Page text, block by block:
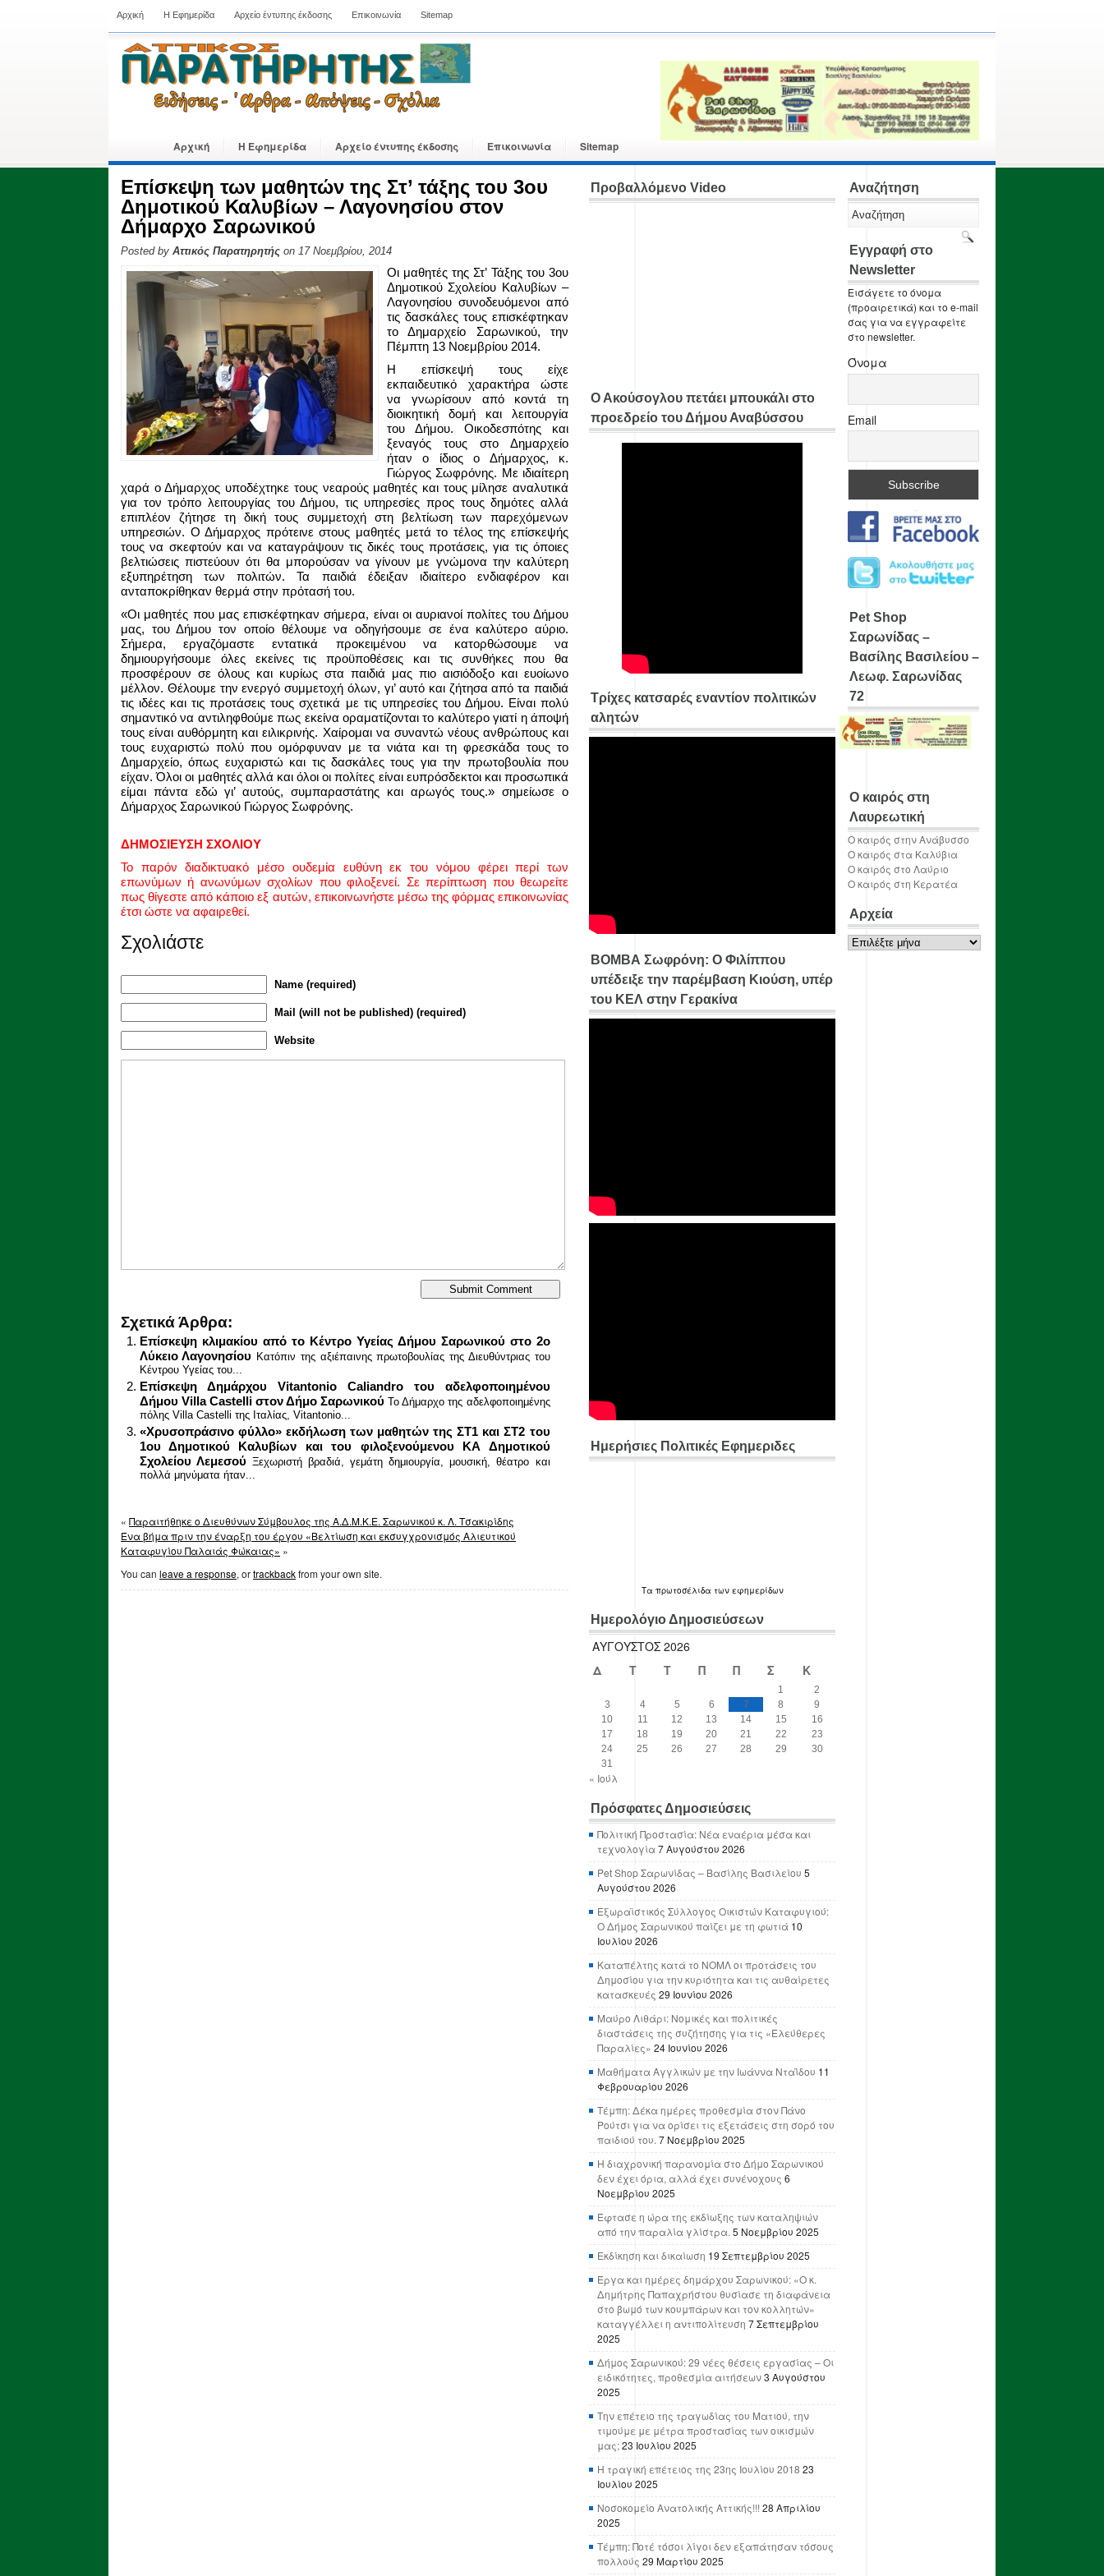
Αρχική Η Εφημερίδα Αρχείο έντυπης έκδοσης Επικοινωνία Sitemap
Αρχική Η Εφημερίδα Αρχείο έντυπης έκδοσης Επικοινωνία Sitemap
Επίσκεψη των μαθητών της Στ’ τάξης του 3ου
Δημοτικού Καλυβίων – Λαγονησίου στον
Δήμαρχο Σαρωνικού
Posted by Αττικός Παρατηρητής on 17 Νοεμβρίου, 2014
Οι μαθητές της Στ’ Τάξης του 3ου
Δημοτικού Σχολείου Καλυβίων –
Λαγονησίου συνοδευόμενοι από
τις δασκάλες τους επισκέφτηκαν
το Δημαρχείο Σαρωνικού, την
Πέμπτη 13 Νοεμβρίου 2014.
Η επίσκεψή τους είχε
εκπαιδευτικό χαρακτήρα ώστε
να γνωρίσουν από κοντά τη
διοικητική δομή και λειτουργία
του Δήμου. Οικοδεσπότης και
ξεναγός τους στο Δημαρχείο
ήταν ο ίδιος ο Δήμαρχος, κ.
Γιώργος Σωφρόνης. Με ιδιαίτερη
χαρά ο Δήμαρχος υποδέχτηκε τους νεαρούς μαθητές και τους μίλησε αναλυτικά
για τον τρόπο λειτουργίας του Δήμου, τις υπηρεσίες προς τους δημότες αλλά
επιπλέον ζήτησε τη δική τους συμμετοχή στη βελτίωση των παρεχόμενων
υπηρεσιών. Ο Δήμαρχος πρότεινε στους μαθητές μετά το τέλος της επίσκεψής
τους να σκεφτούν και να καταγράψουν τις δικές τους προτάσεις, για τις όποιες
βελτιώσεις πιστεύουν ότι θα μπορούσαν να γίνουν με γνώμονα την καλύτερη
εξυπηρέτηση των πολιτών. Τα παιδιά έδειξαν ιδιαίτερο ενδιαφέρον και
ανταποκρίθηκαν θερμά στην πρότασή του.
«Οι μαθητές που μας επισκέφτηκαν σήμερα, είναι οι αυριανοί πολίτες του Δήμου
μας, του Δήμου τον οποίο θέλουμε να οδηγήσουμε σε ένα καλύτερο αύριο.
Σήμερα, εργαζόμαστε εντατικά προκειμένου να κατορθώσουμε να
δημιουργήσουμε όλες εκείνες τις προϋποθέσεις και τις συνθήκες που θα
προσφέρουν σε όλους και κυρίως στα παιδιά μας πιο αισιόδοξο και ευοίωνο
μέλλον. Θέλουμε την ενεργό συμμετοχή όλων, γι’ αυτό και ζήτησα από τα παιδιά
τις ιδέες και τις προτάσεις τους σχετικά με τις υπηρεσίες του Δήμου. Είναι πολύ
σημαντικό να αντιληφθούμε πως εκείνα οραματίζονται το καλύτερο γιατί η άποψή
τους είναι αυθόρμητη και ειλικρινής. Χαίρομαι να συναντώ νέους ανθρώπους και
τους ευχαριστώ πολύ που ομόρφυναν με τα νιάτα και τη φρεσκάδα τους το
Δημαρχείο, όπως ευχαριστώ και τις δασκάλες τους για την πρωτοβουλία που
είχαν. Όλοι οι μαθητές αλλά και όλοι οι πολίτες είναι ευπρόσδεκτοι και προσωπικά
είμαι πάντα εδώ γι’ αυτούς, συμπαραστάτης και αρωγός τους.» σημείωσε ο
Δήμαρχος Σαρωνικού Γιώργος Σωφρόνης.
ΔΗΜΟΣΙΕΥΣΗ ΣΧΟΛΙΟΥ
Το παρόν διαδικτυακό μέσο ουδεμία ευθύνη εκ του νόμου φέρει περί των
επωνύμων ή ανωνύμων σχολίων που φιλοξενεί. Σε περίπτωση που θεωρείτε
πως θίγεστε από κάποιο εξ αυτών, επικοινωνήστε μέσω της φόρμας επικοινωνίας
έτσι ώστε να αφαιρεθεί.
Σχολιάστε
Name (required)
Mail (will not be published) (required)
Website
Σχετικά Άρθρα:
Επίσκεψη κλιμακίου από το Κέντρο Υγείας Δήμου Σαρωνικού στο 2ο
Λύκειο Λαγονησίου
Κατόπιν της αξιέπαινης πρωτοβουλίας της Διευθύντριας του
Κέντρου Υγείας του...
Επίσκεψη Δημάρχου Vitantonio Caliandro του αδελφοποιημένου
Δήμου Villa Castelli στον Δήμο Σαρωνικού Το Δήμαρχο της αδελφοποιημένης
πόλης Villa Castelli της Ιταλίας, Vitantonio...
«Χρυσοπράσινο φύλλο» εκδήλωση των μαθητών της ΣΤ1 και ΣΤ2 του
1ου Δημοτικού Καλυβίων και του φιλοξενούμενου ΚΑ Δημοτικού
Σχολείου Λεμεσού Ξεχωριστή βραδιά, γεμάτη δημιουργία, μουσική, θέατρο και
πολλά μηνύματα ήταν...
« Παραιτήθηκε ο Διευθύνων Σύμβουλος της Α.Δ.Μ.Κ.Ε. Σαρωνικού κ. Λ. Τσακιρίδης
Ένα βήμα πριν την έναρξη του έργου «Βελτίωση και εκσυγχρονισμός Αλιευτικού
Καταφυγίου Παλαιάς Φώκαιας» »
You can leave a response, ortrackbackfrom your own site.
Προβαλλόμενο Video
Ο Ακούσογλου πετάει μπουκάλι στο
προεδρείο του Δήμου Αναβύσσου
Τρίχες κατσαρές εναντίον πολιτικών
αλητών
ΒΟΜΒΑ Σωφρόνη: Ο Φιλίππου
υπέδειξε την παρέμβαση Κιούση, υπέρ
του ΚΕΛ στην Γερακίνα
Ημερήσιες Πολιτικές Εφημεριδες
Τα πρωτοσέλιδα των εφημερίδων
Ημερολόγιο Δημοσιεύσεων
ΑΎΓΟΥΣΤΟΣ 2026
Δ
Τ Τ Π Π Σ Κ
1
2
3
4 5 6 7 8
9
10
11 12 13 14 15
16
17
18 19 20 21 22
23
24
25 26 27 28 29
30
31
« Ιούλ
Πρόσφατες Δημοσιεύσεις
Πολιτική Προστασία: Νέα εναέρια μέσα και
τεχνολογία7 Αυγούστου 2026
Pet Shop Σαρωνίδας – Βασίλης Βασιλείου 5
Αυγούστου 2026
Εξωραϊστικός Σύλλογος Οικιστών Καταφυγιού:
Ο Δήμος Σαρωνικού παίζει με τη φωτιά 10
Ιουλίου 2026
Καταπέλτης κατά το ΝΟΜΛ οι προτάσεις του
Δημοσίου για την κυριότητα και τις αυθαίρετες
κατασκευές 29 Ιουνίου 2026
Μαύρο Λιθάρι: Νομικές και πολιτικές
διαστάσεις της συζήτησης για τις «Ελεύθερες
Παραλίες» 24 Ιουνίου 2026
Μαθήματα Αγγλικών με την Ιωάννα Νταΐδου 11
Φεβρουαρίου 2026
Τέμπη: Δέκα ημέρες προθεσμία στον Πάνο
Ρούτσι για να ορίσει τις εξετάσεις στη σορό του
παιδιού του. 7 Νοεμβρίου 2025
Η διαχρονική παρανομία στο Δήμο Σαρωνικού
δεν έχει όρια, αλλά έχει συνένοχους 6
Νοεμβρίου 2025
Έφτασε η ώρα της εκδίωξης των καταληψιών
από την παραλία γλίστρα. 5 Νοεμβρίου 2025
Εκδίκηση και δικαίωση 19 Σεπτεμβρίου 2025
Έργα και ημέρες δημάρχου Σαρωνικού: «Ο κ.
Δημήτρης Παπαχρήστου θυσίασε τη διαφάνεια
στο βωμό των κουμπάρων και τον κολλητών»
καταγγέλλει η αντιπολίτευση 7 Σεπτεμβρίου
2025
Δήμος Σαρωνικού: 29 νέες θέσεις εργασίας – Οι
ειδικότητες, προθεσμία αιτήσεων3 Αυγούστου
2025
Την επέτειο της τραγωδίας του Ματιού, την
τιμούμε με μέτρα προστασίας των οικισμών
μας;23 Ιουλίου 2025
Η τραγική επέτειος της 23ης Ιουλίου 2018 23
Ιουλίου 2025
Νοσοκομείο Ανατολικής Αττικής!!! 28 Απριλίου
2025
Τέμπη: Ποτέ τόσοι λίγοι δεν εξαπάτησαν τόσους
πολλούς 29 Μαρτίου 2025
Αναζήτηση
Εγγραφή στο
Newsletter
Εισάγετε το όνομα
(προαιρετικά) και το e-mail
σας για να εγγραφείτε
στο newsletter.
Όνομα
Email
Pet Shop
Σαρωνίδας –
Βασίλης Βασιλείου –
Λεωφ. Σαρωνίδας
72
Ο καιρός στη
Λαυρεωτική
Ο καιρός στην Ανάβυσσο
Ο καιρός στα Καλύβια
Ο καιρός στο Λαύριο
Ο καιρός στη Κερατέα
Αρχεία
Αρχεία